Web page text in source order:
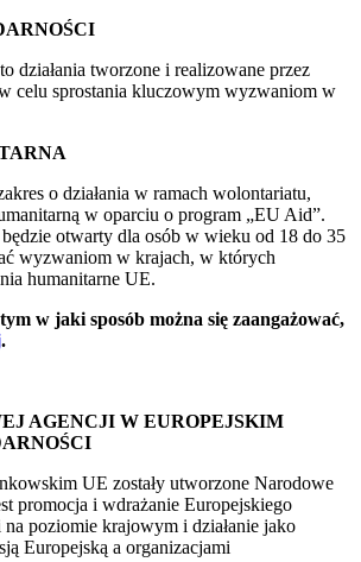
działania tworzone i realizowane przez
celu sprostania kluczowym wyzwaniom w
o działania w ramach wolontariatu,
w oparciu o program „EU Aid”.
otwarty dla osób w wieku od 18 do 35
wyzwaniom w krajach, w których
humanitarne UE.
w jaki sposób można się zaangażować,
.
AGENCJI W EUROPEJSKIM
UE zostały utworzone Narodowe
promocja i wdrażanie Europejskiego
poziomie krajowym i działanie jako
Europejską a organizacjami